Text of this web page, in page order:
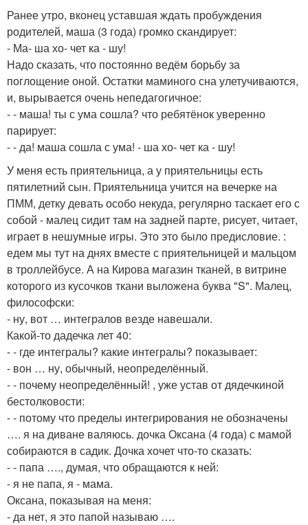
Ранее утро, вконец уставшая ждать пробуждения
родителей, маша (3 года) громко скандирует:
- Ма- ша хо- чет ка - шу!
Надо сказать, что постоянно ведём борьбу за
поглощение оной. Остатки маминого сна улетучиваются,
и, вырывается очень непедагогичное:
- - маша! ты с ума сошла? что ребятёнок уверенно
парирует:
- - да! маша сошла с ума! - ша хо- чет ка - шу!
У меня есть приятельница, а у приятельницы есть
пятилетний сын. Приятельница учится на вечерке на
ПММ, детку девать особо некуда, регулярно таскает его с
собой - малец сидит там на задней парте, рисует, читает,
играет в нешумные игры. Это это было предисловие. :
едем мы тут на днях вместе с приятельницей и мальцом
в троллейбусе. А на Кирова магазин тканей, в витрине
которого из кусочков ткани выложена буква "S". Малец,
философски:
- ну, вот … интегралов везде навешали.
Какой-то дадечка лет 40:
- - где интегралы? какие интегралы? показывает:
- вон … ну, обычный, неопределённый.
- - почему неопределённый! , уже устав от дядечкиной
бестолковости:
- - потому что пределы интегрирования не обозначены
…. я на диване валяюсь. дочка Оксана (4 года) с мамой
собираются в садик. Дочка хочет что-то сказать:
- - папа …., думая, что обращаются к ней:
- я не папа, я - мама.
Оксана, показывая на меня:
- да нет, я это папой называю ….